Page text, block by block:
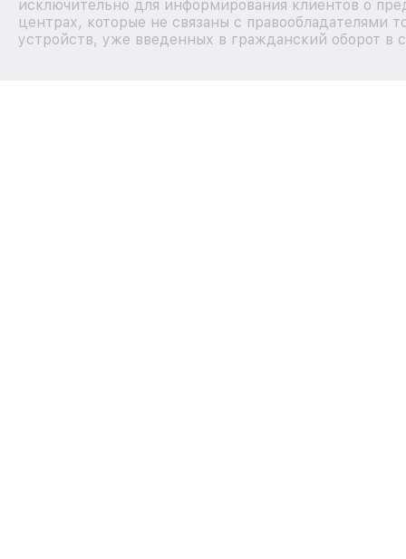
исключительно для информирования клиентов о
центрах, которые не связаны с правообладателями
устройств, уже введенных в гражданский оборот в